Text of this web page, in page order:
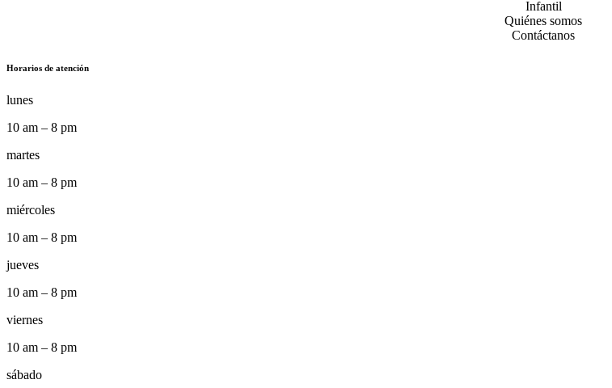
Infantil
Quiénes somos
Contáctanos
Horarios de atención
lunes
10 am – 8 pm
martes
10 am – 8 pm
miércoles
10 am – 8 pm
jueves
10 am – 8 pm
viernes
10 am – 8 pm
sábado